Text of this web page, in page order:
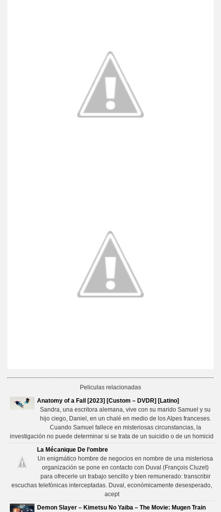
Peliculas relacionadas
Anatomy of a Fall [2023] [Custom – DVDR] [Latino]
Sandra, una escritora alemana, vive con su marido Samuel y su
hijo ciego, Daniel, en un chalé en medio de los Alpes franceses.
Cuando Samuel fallece en misteriosas circunstancias, la
investigación no puede determinar si se trata de un suicidio o de un homicid
La Mécanique De l’ombre
Un enigmático hombre de negocios en nombre de una misteriosa
organización se pone en contacto con Duval (François Cluzet)
para ofrecerle un trabajo sencillo y bien remunerado: transcribir
escuchas telefónicas interceptadas. Duval, económicamente desesperado,
acept
Demon Slayer – Kimetsu No Yaiba – The Movie: Mugen Train